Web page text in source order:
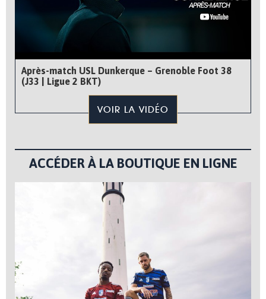
Après-match USL Dunkerque – Grenoble Foot 38
(J33 | Ligue 2 BKT)
VOIR LA VIDÉO
ACCÉDER À LA BOUTIQUE EN LIGNE